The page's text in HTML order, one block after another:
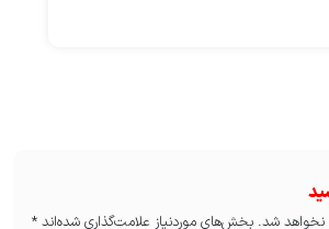
شد. بخش‌های موردنیاز علامت‌گذاری شده‌اند*